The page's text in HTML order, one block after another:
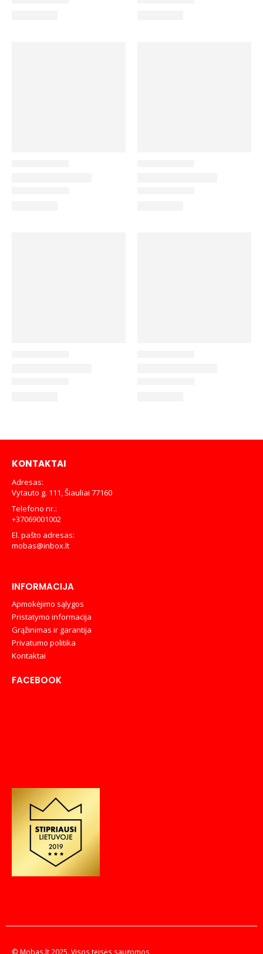
KONTAKTAI
Adresas:
Vytauto g. 111, Šiauliai 77160
Telefono nr.:
+37069001002
El. pašto adresas:
mobas@inbox.lt
INFORMACIJA
Apmokėjimo sąlygos
Pristatymo informacija
Grąžinimas ir garantija
Privatumo politika
Kontaktai
FACEBOOK
© Mobas.lt 2025. Visos teisės saugomos